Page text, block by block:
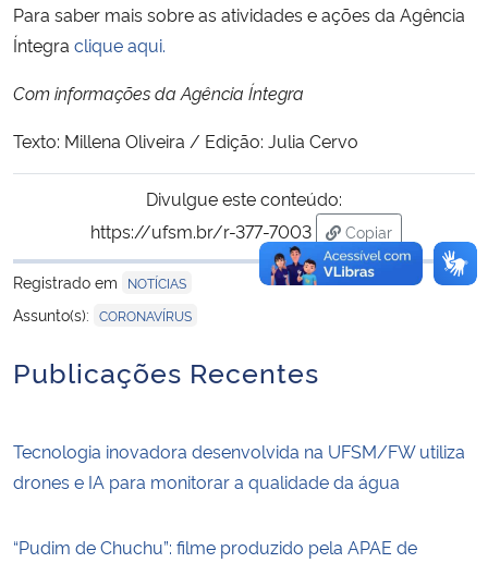
Para saber mais sobre as atividades e ações da Agência
Íntegra clique aqui.
Com informações da Agência Íntegra
Texto: Millena Oliveira / Edição: Julia Cervo
Divulgue este conteúdo:
https://ufsm.br/r-377-7003
Copiar
para área de
Registrado em
NOTÍCIAS
Assunto(s): CORONAVÍRUS
Publicações Recentes
Tecnologia inovadora desenvolvida na UFSM/FW utiliza
drones e IA para monitorar a qualidade da água
“Pudim de Chuchu”: filme produzido pela APAE de